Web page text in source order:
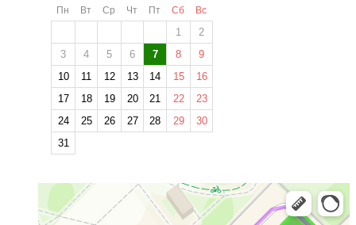
Пн Вт Ср Чт Пт Сб Вс
1
2
3
4 5 6 7 8
9
10
11 12 13 14 15
16
17
18 19 20 21 22
23
24
25 26 27 28 29
30
31